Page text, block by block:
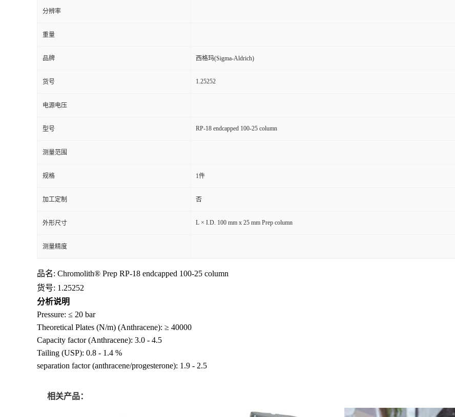
分辨率
重量
品牌 西格玛(Sigma-Aldrich)
货号 1.25252
电源电压
型号 RP-18 endcapped 100-25 column
测量范围
规格 1件
加工定制 否
外形尺寸 L × I.D. 100 mm x 25 mm Prep column
测量精度
品名: Chromolith® Prep RP-18 endcapped 100-25 column
货号: 1.25252
分析说明
Pressure: ≤ 20 bar
Theoretical Plates (N/m) (Anthracene): ≥ 40000
Capacity factor (Anthracene): 3.0 - 4.5
Tailing (USP): 0.8 - 1.4 %
separation factor (anthracene/progesterone): 1.9 - 2.5
相关产品：